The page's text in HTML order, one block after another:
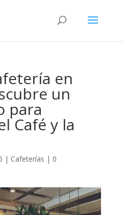
en
un
para
Café y la
| Cafeterías | 0